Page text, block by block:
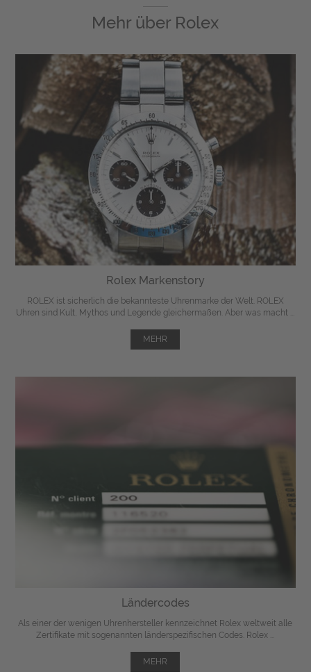
Mehr über Rolex
Rolex Markenstory
ROLEX ist sicherlich die bekannteste Uhrenmarke der Welt. ROLEX
Uhren sind Kult, Mythos und Legende gleichermaßen. Aber was macht ...
MEHR
Ländercodes
Als einer der wenigen Uhrenhersteller kennzeichnet Rolex weltweit alle
Zertifikate mit sogenannten länderspezifischen Codes. Rolex ...
MEHR